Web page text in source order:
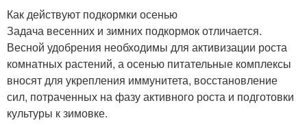
Как действуют подкормки осенью
Задача весенних и зимних подкормок отличается.
Весной удобрения необходимы для активизации роста
комнатных растений, а осенью питательные комплексы
вносят для укрепления иммунитета, восстановление
сил, потраченных на фазу активного роста и подготовки
культуры к зимовке.